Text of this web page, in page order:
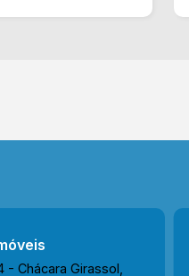
agendar uma
- Chácara Girassol,